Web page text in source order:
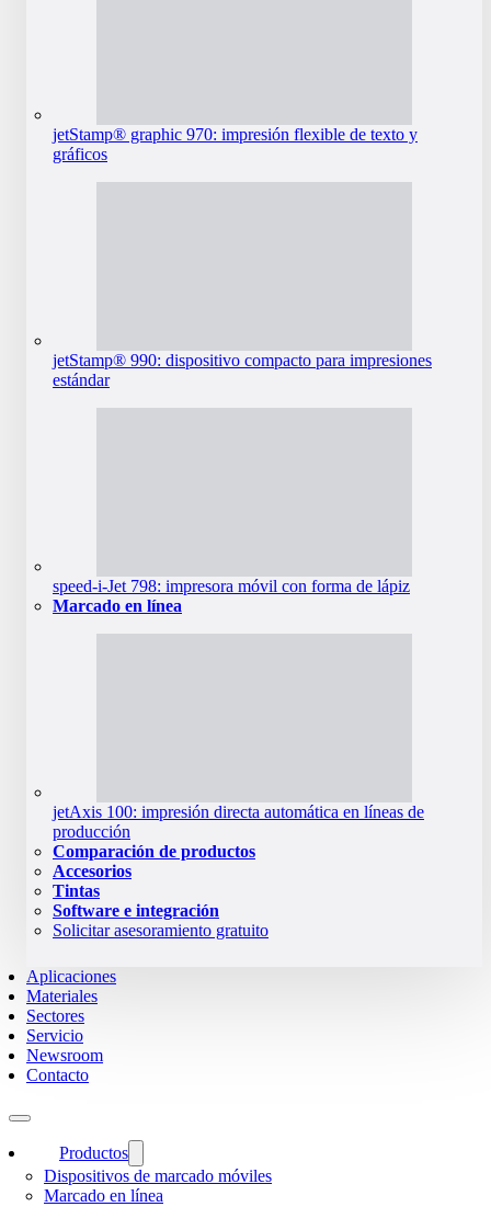
jetStamp® graphic 970: impresión flexible de texto y
gráficos
jetStamp® 990: dispositivo compacto para impresiones
estándar
speed-i-Jet 798: impresora móvil con forma de lápiz
Marcado en línea
jetAxis 100: impresión directa automática en líneas de
producción
Comparación de productos
Accesorios
Tintas
Software e integración
Solicitar asesoramiento gratuito
Aplicaciones
Materiales
Sectores
Servicio
Newsroom
Contacto
Productos
Dispositivos de marcado móviles
Marcado en línea